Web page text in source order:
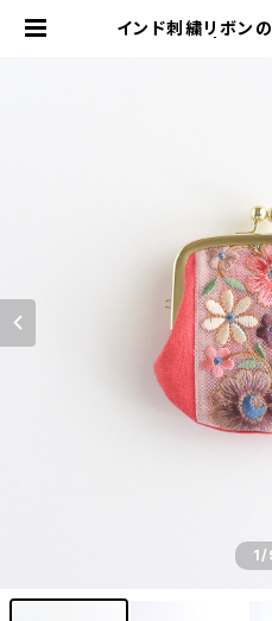
インド刺繍リボン
1/